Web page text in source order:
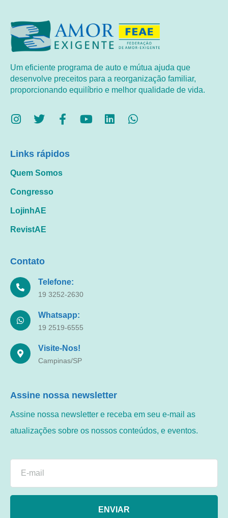
Um eficiente programa de auto e mútua ajuda que
desenvolve preceitos para a reorganização familiar,
proporcionando equilíbrio e melhor qualidade de vida.
Links rápidos
Quem Somos
Congresso
LojinhAE
RevistAE
Contato
Telefone:
19 3252-2630
Whatsapp:
19 2519-6555
Visite-Nos!
Campinas/SP
Assine nossa newsletter
Assine nossa newsletter e receba em seu e-mail as
atualizações sobre os nossos conteúdos, e eventos.
ENVIAR